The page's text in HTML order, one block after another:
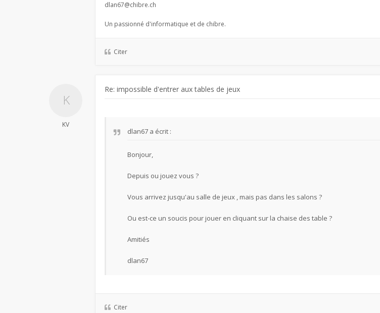
dlan67@chibre.ch
Un passionné d'informatique et de chibre.
Citer
KV
Re: impossible d'entrer aux tables de jeux
dlan67 a écrit :
Bonjour,
Depuis ou jouez vous ?
Vous arrivez jusqu'au salle de jeux , mais pas dans les salons ?
Ou est-ce un soucis pour jouer en cliquant sur la chaise des table ?
Amitiés
dlan67
Citer